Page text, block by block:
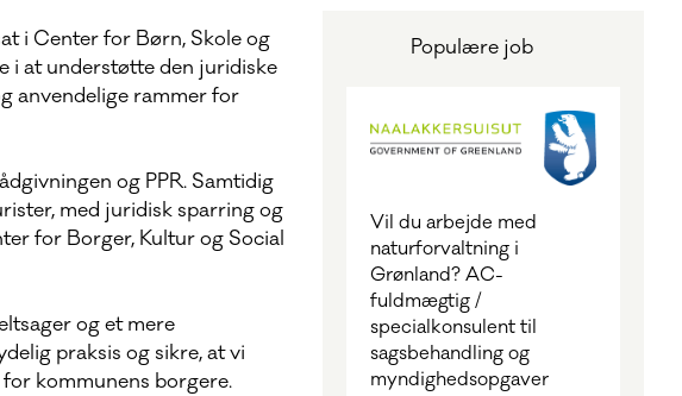
i Center for Børn, Skole og
i at understøtte den juridiske
anvendelige rammer for
og PPR. Samtidig
med juridisk sparring og
for Borger, Kultur og Social
og et mere
praksis og sikre, at vi
kommunens borgere.
Populære job
Vil du arbejde med
naturforvaltning i
Grønland? AC-
fuldmægtig /
specialkonsulent til
sagsbehandling og
myndighedsopgaver